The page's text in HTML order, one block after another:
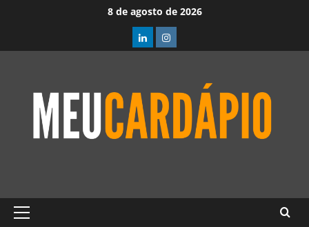
8 de agosto de 2026